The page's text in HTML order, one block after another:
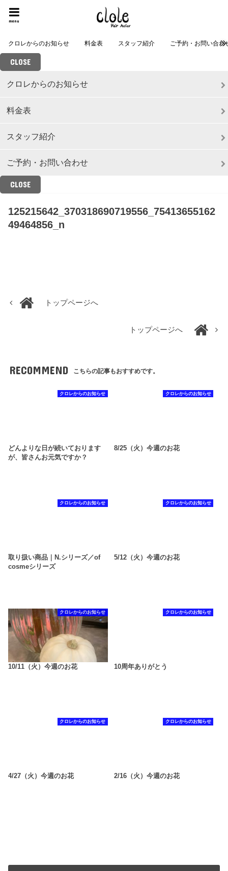
menu
クロレからのお知らせ 料金表 スタッフ紹介 ご予約・お問い合わ
CLOSE
クロレからのお知らせ
料金表
スタッフ紹介
ご予約・お問い合わせ
CLOSE
125215642_370318690719556_75413655162
49464856_n
トップページへ
トップページへ
RECOMMEND こちらの記事もおすすめです。
クロレからのお知らせ
どんよりな日が続いております
が、皆さんお元気ですか？
クロレからのお知らせ
8/25（火）今週のお花
クロレからのお知らせ
取り扱い商品｜N.シリーズ／of
cosmeシリーズ
クロレからのお知らせ
5/12（火）今週のお花
クロレからのお知らせ
10/11（火）今週のお花
クロレからのお知らせ
10周年ありがとう
クロレからのお知らせ
4/27（火）今週のお花
クロレからのお知らせ
2/16（火）今週のお花